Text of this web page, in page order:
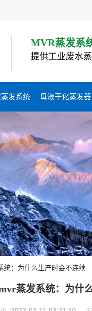
MVR蒸发系
提供工业废水
发系统 母液干化蒸发器
统：为什么生产时会不连续
蒸发系统：为什